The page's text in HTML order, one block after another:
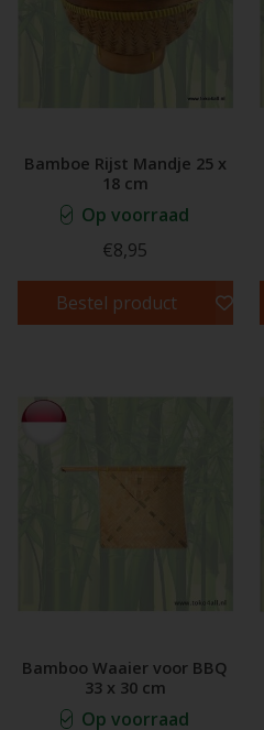
Bamboe Rijst Mandje 25 x
18 cm
Op voorraad
€8,95
Bestel product
Bamboo Waaier voor BBQ
33 x 30 cm
Op voorraad